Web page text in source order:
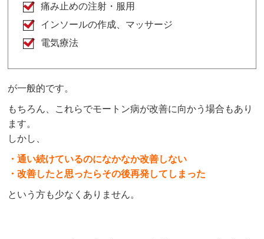
痛み止めの注射・服用
インソールの作成、マッサージ
電気療法
が一般的です。
もちろん、これらでモートン病が改善に向かう場合もあり
ます。
しかし、
・通い続けているのになかなか改善しない
・改善したと思ったらその後再発してしまった
という方も少なくありません。